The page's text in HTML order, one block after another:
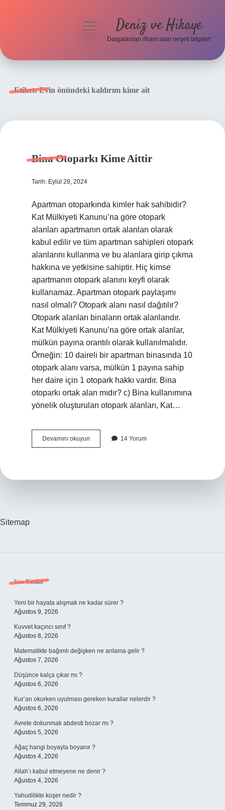
menüyü
Deniz ve Hikaye
Dalgalardan ilham alan neşeli bilgiler!
Etiket:Evin önündeki kaldırım kime ait
Bina Otoparkı Kime Aittir
Tarih: Eylül 28, 2024
Apartman otoparkında kimler hak sahibidir?
Kat Mülkiyeti Kanunu’na göre otopark
alanları apartmanın ortak alanları olarak
kabul edilir ve tüm apartman sahipleri otopark
alanlarını kullanma ve bu alanlara girip çıkma
hakkına ve yetkisine sahiptir. Hiç kimse
apartmanın otopark alanını keyfi olarak
kullanamaz. Apartman otopark paylaşımı
nasıl olmalı? Otopark alanı nasıl dağıtılır?
Otopark alanları binaların ortak alanlarıdır.
Kat Mülkiyeti Kanunu’na göre ortak alanlar,
mülkün payına orantılı olarak kullanılmalıdır.
Örneğin: 10 daireli bir apartman binasında 10
otopark alanı varsa, mülkün 1 payına sahip
her daire için 1 otopark hakkı vardır. Bina
otoparkı ortak alan mıdır? c) Bina kullanımına
yönelik oluşturulan otopark alanları, Kat…
Devamını okuyun
Otoparkı
14 Yorum
Sitemap
Sidebar
Son Yazılar
Yeni bir hayata alışmak ne kadar sürer ?
Ağustos 9, 2026
Kuvvet kaçıncı sınıf ?
Ağustos 8, 2026
Matematikte bağımlı değişken ne anlama gelir ?
Ağustos 7, 2026
Düşünce kalça çıkar mı ?
Ağustos 6, 2026
Kur’an okurken uyulması gereken kurallar nelerdir ?
Ağustos 6, 2026
Avrete dokunmak abdesti bozar mı ?
Ağustos 5, 2026
Ağaç hangi boyayla boyanır ?
Ağustos 4, 2026
Allah’ı kabul etmeyene ne denir ?
Ağustos 4, 2026
Yahudilikte koşer nedir ?
Temmuz 29, 2026